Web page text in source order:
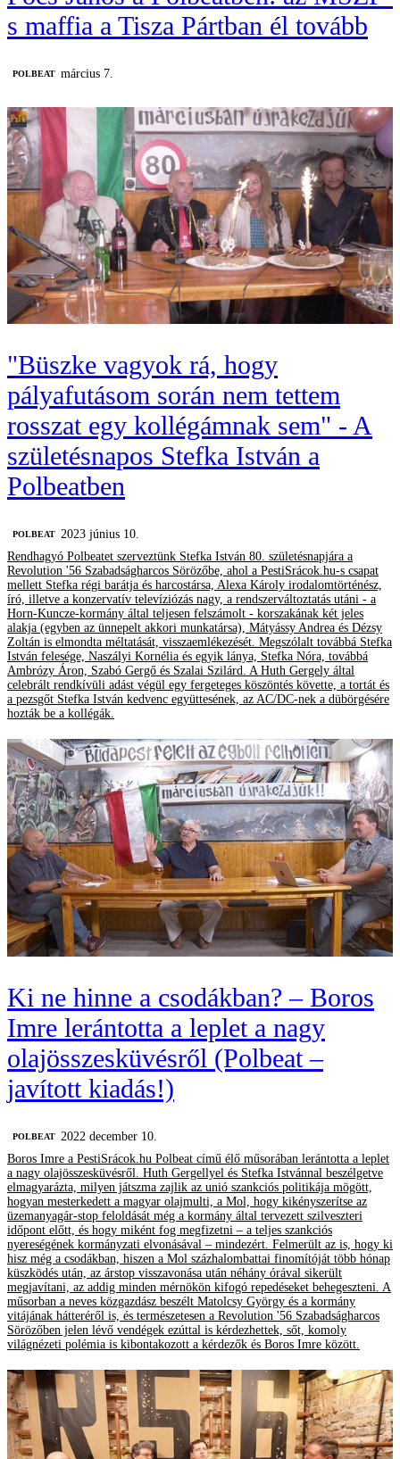
s maffia a Tisza Pártban él tovább
‎POLBEAT március 7.
"Büszke vagyok rá, hogy
pályafutásom során nem tettem
rosszat egy kollégámnak sem" - A
születésnapos Stefka István a
Polbeatben
‎POLBEAT 2023 június 10.
Rendhagyó Polbeatet szerveztünk Stefka István 80. születésnapjára a
Revolution '56 Szabadságharcos Sörözőbe, ahol a PestiSrácok.hu-s csapat
mellett Stefka régi barátja és harcostársa, Alexa Károly irodalomtörténész,
író, illetve a konzervatív televíziózás nagy, a rendszerváltoztatás utáni - a
Horn-Kuncze-kormány által teljesen felszámolt - korszakának két jeles
alakja (egyben az ünnepelt akkori munkatársa), Mátyássy Andrea és Dézsy
Zoltán is elmondta méltatását, visszaemlékezését. Megszólalt továbbá Stefka
István felesége, Naszályi Kornélia és egyik lánya, Stefka Nóra, továbbá
Ambrózy Áron, Szabó Gergő és Szalai Szilárd. A Huth Gergely által
celebrált rendkívüli adást végül egy fergeteges köszöntés követte, a tortát és
a pezsgőt Stefka István kedvenc együttesének, az AC/DC-nek a dübörgésére
hozták be a kollégák.
Ki ne hinne a csodákban? – Boros
Imre lerántotta a leplet a nagy
olajösszesküvésről (Polbeat –
javított kiadás!)
‎POLBEAT
2022 december 10.
Boros Imre a PestiSrácok.hu Polbeat című élő műsorában lerántotta a leplet
a nagy olajösszesküvésről. Huth Gergellyel és Stefka Istvánnal beszélgetve
elmagyarázta, milyen játszma zajlik az unió szankciós politikája mögött,
hogyan mesterkedett a magyar olajmulti, a Mol, hogy kikényszerítse az
üzemanyagár-stop feloldását még a kormány által tervezett szilveszteri
időpont előtt, és hogy miként fog megfizetni – a teljes szankciós
nyereségének kormányzati elvonásával – mindezért. Felmerült az is, hogy ki
hisz még a csodákban, hiszen a Mol százhalombattai finomítóját több hónap
küszködés után, az árstop visszavonása után néhány órával sikerült
megjavítani, az addig minden mérnökön kifogó repedéseket behegeszteni. A
műsorban a neves közgazdász beszélt Matolcsy György és a kormány
vitájának hátteréről is, és természetesen a Revolution '56 Szabadságharcos
Sörözőben jelen lévő vendégek ezúttal is kérdezhettek, sőt, komoly
világnézeti polémia is kibontakozott a kérdezők és Boros Imre között.